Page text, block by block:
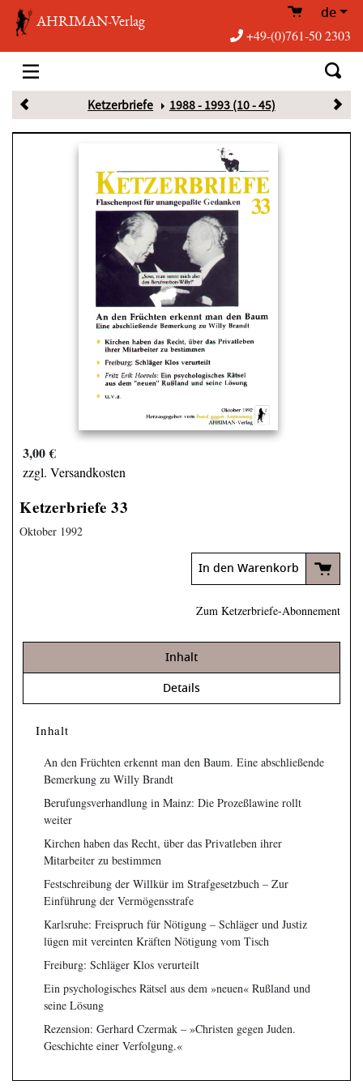
AHRIMAN-Verlag de
+49-(0)761-50 2303
Ketzerbriefe 1988 - 1993 (10 - 45)
3,00 €
zzgl. Versandkosten
Ketzerbriefe 33
Oktober 1992
In den Warenkorb
Zum Ketzerbriefe-Abonnement
Inhalt
Details
Inhalt
An den Früchten erkennt man den Baum. Eine abschließende
Bemerkung zu Willy Brandt
Berufungsverhandlung in Mainz: Die Prozeßlawine rollt
weiter
Kirchen haben das Recht, über das Privatleben ihrer
Mitarbeiter zu bestimmen
Festschreibung der Willkür im Strafgesetzbuch – Zur
Einführung der Vermögensstrafe
Karlsruhe: Freispruch für Nötigung – Schläger und Justiz
lügen mit vereinten Kräften Nötigung vom Tisch
Freiburg: Schläger Klos verurteilt
Ein psychologisches Rätsel aus dem »neuen« Rußland und
seine Lösung
Rezension: Gerhard Czermak – »Christen gegen Juden.
Geschichte einer Verfolgung.«